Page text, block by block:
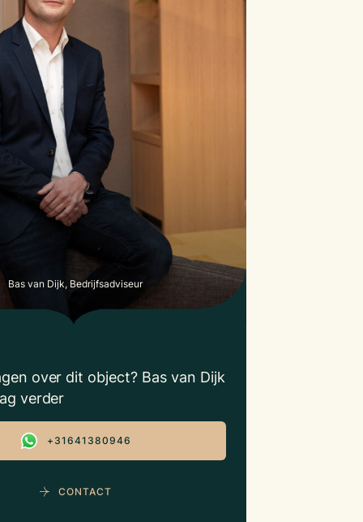
Bas van Dijk, Bedrijfsadviseur
over dit object? Bas van Dijk
verder
+31641380946
CONTACT